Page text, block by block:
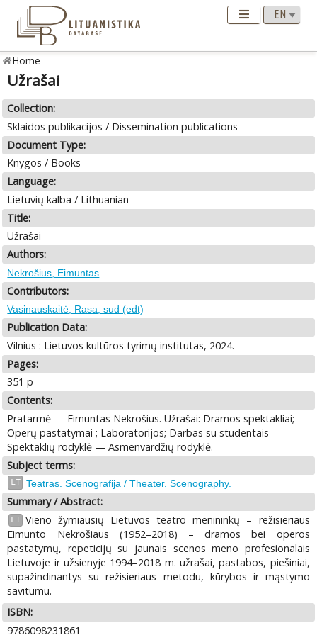
Home
Užrašai
Collection:
Sklaidos publikacijos / Dissemination publications
Document Type:
Knygos / Books
Language:
Lietuvių kalba / Lithuanian
Title:
Užrašai
Authors:
Nekrošius, Eimuntas
Contributors:
Vasinauskaitė, Rasa, sud (edt)
Publication Data:
Vilnius : Lietuvos kultūros tyrimų institutas, 2024.
Pages:
351 p
Contents:
Pratarmė — Eimuntas Nekrošius. Užrašai: Dramos spektakliai;
Operų pastatymai ; Laboratorijos; Darbas su studentais —
Spektaklių rodyklė — Asmenvardžių rodyklė.
Subject terms:
LT Teatras. Scenografija / Theater. Scenography.
Summary / Abstract:
LT Vieno žymiausių Lietuvos teatro menininkų – režisieriaus
Eimunto Nekrošiaus (1952–2018) – dramos bei operos
pastatymų, repeticijų su jaunais scenos meno profesionalais
Lietuvoje ir užsienyje 1994–2018 m. užrašai, pastabos, piešiniai,
supažindinantys su režisieriaus metodu, kūrybos ir mąstymo
savitumu.
ISBN:
9786098231861